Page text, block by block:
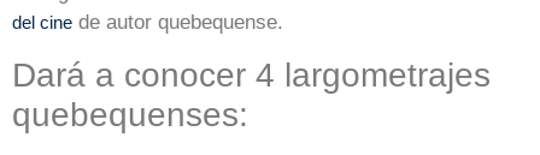
del cine de autor quebequense.
Dará a conocer 4 largometrajes
quebequenses: